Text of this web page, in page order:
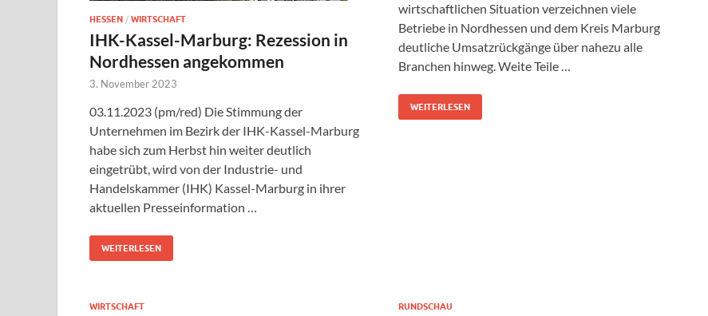
HESSEN / WIRTSCHAFT
IHK-Kassel-Marburg: Rezession in
Nordhessen angekommen
3. November 2023
03.11.2023 (pm/red) Die Stimmung der
Unternehmen im Bezirk der IHK-Kassel-Marburg
habe sich zum Herbst hin weiter deutlich
eingetrübt, wird von der Industrie- und
Handelskammer (IHK) Kassel-Marburg in ihrer
aktuellen Presseinformation …
WEITERLESEN
wirtschaftlichen Situation verzeichnen viele
Betriebe in Nordhessen und dem Kreis Marburg
deutliche Umsatzrückgänge über nahezu alle
Branchen hinweg. Weite Teile …
WEITERLESEN
WIRTSCHAFT RUNDSCHAU